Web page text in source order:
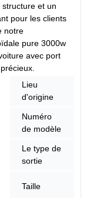
et un
pour les clients
notre
pure 3000w
avec port
Lieu
d'origine
Numéro
de modèle
Le type de
sortie
Taille